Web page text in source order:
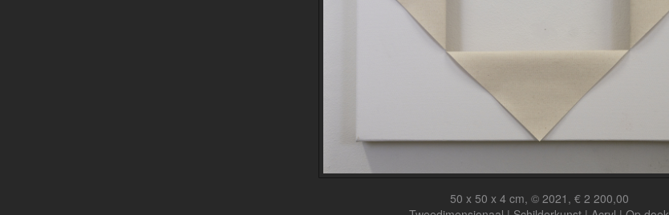
50 x 50 x 4 cm, © 2021, € 2 200,00